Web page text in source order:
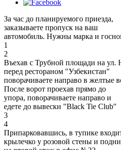
За час до планируемого приезда,
заказываете пропуск на ваш
автомобиль. Нужны марка и
1
2
Въехав с Трубной площади на ул.
перед рестораном "Узбекистан"
поворачиваете направо в желтые
После ворот проехав прямо до
упора, поворачиваете направо и
едете до вывески "Black Tie Club"
3
4
Припарковавшись, в тупике
крылечко у розовой стены и